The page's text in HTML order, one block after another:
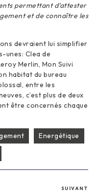
permettant d’attester
et de connaître les
devraient lui simplifier
unes: Clea de
Merlin, Mon Suivi
habitat du bureau
entre les
c’est plus de deux
être concernés chaque
Energétique
SUIVANT